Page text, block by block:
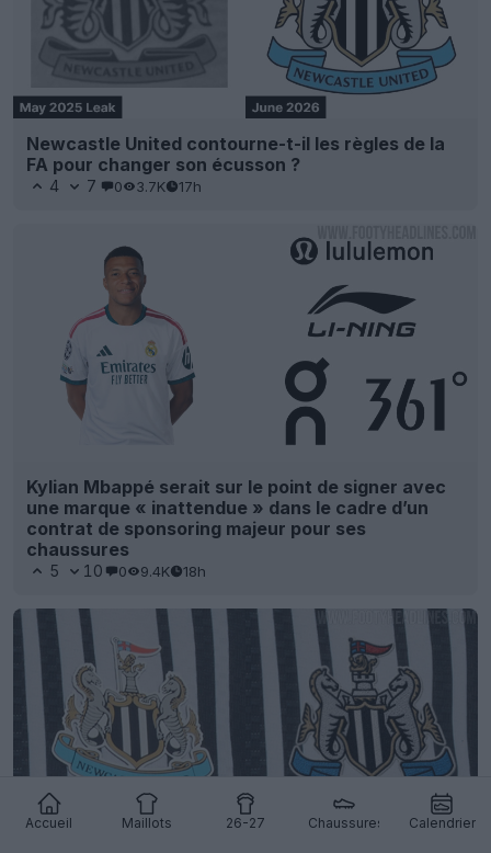
Accueil Maillots 26-27 Chaussures Calendrier
Newcastle United contourne-t-il les règles de la
FA pour changer son écusson ?
4 7 0 3.7K 17h
Kylian Mbappé serait sur le point de signer avec
une marque « inattendue » dans le cadre d’un
contrat de sponsoring majeur pour ses
chaussures
5 10 0 9.4K 18h